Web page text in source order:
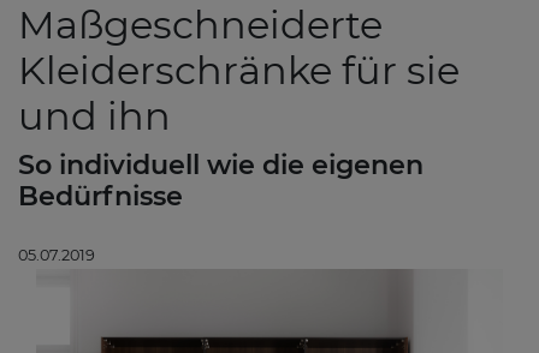
Maßgeschneiderte
Kleiderschränke für sie
und ihn
So individuell wie die eigenen
Bedürfnisse
05.07.2019